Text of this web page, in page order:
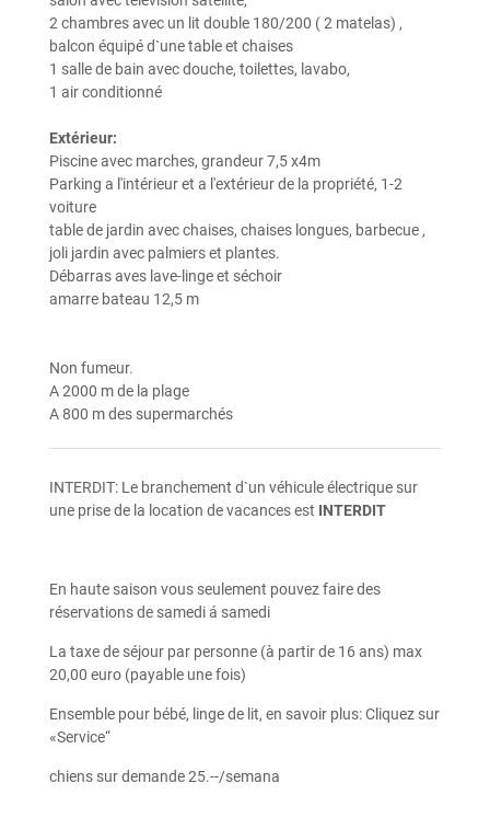
2 chambres avec un lit double 180/200 ( 2 matelas) ,
balcon équipé d`une table et chaises
1 salle de bain avec douche, toilettes, lavabo,
1 air conditionné
Extérieur:
Piscine avec marches, grandeur 7,5 x4m
Parking a l'intérieur et a l'extérieur de la propriété, 1-2
voiture
table de jardin avec chaises, chaises longues, barbecue ,
joli jardin avec palmiers et plantes.
Débarras aves lave-linge et séchoir
amarre bateau 12,5 m
Non fumeur.
A 2000 m de la plage
A 800 m des supermarchés
INTERDIT: Le branchement d`un véhicule électrique sur
une prise de la location de vacances est INTERDIT
En haute saison vous seulement pouvez faire des
réservations de samedi á samedi
La taxe de séjour par personne (à partir de 16 ans) max
20,00 euro (payable une fois)
Ensemble pour bébé, linge de lit, en savoir plus: Cliquez sur
«Service“
chiens sur demande 25.--/semana